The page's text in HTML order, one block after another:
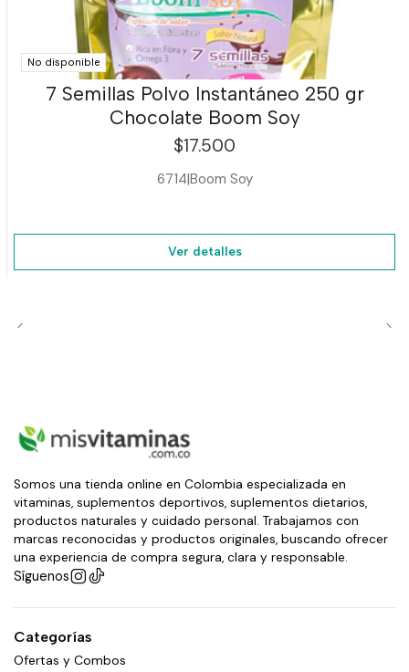
No disponible
7 Semillas Polvo Instantáneo 250 gr
Chocolate Boom Soy
$17.500
6714|Boom Soy
Ver detalles
Somos una tienda online en Colombia especializada en
vitaminas, suplementos deportivos, suplementos dietarios,
productos naturales y cuidado personal. Trabajamos con
marcas reconocidas y productos originales, buscando ofrecer
una experiencia de compra segura, clara y responsable.
Síguenos
Categorías
Ofertas y Combos